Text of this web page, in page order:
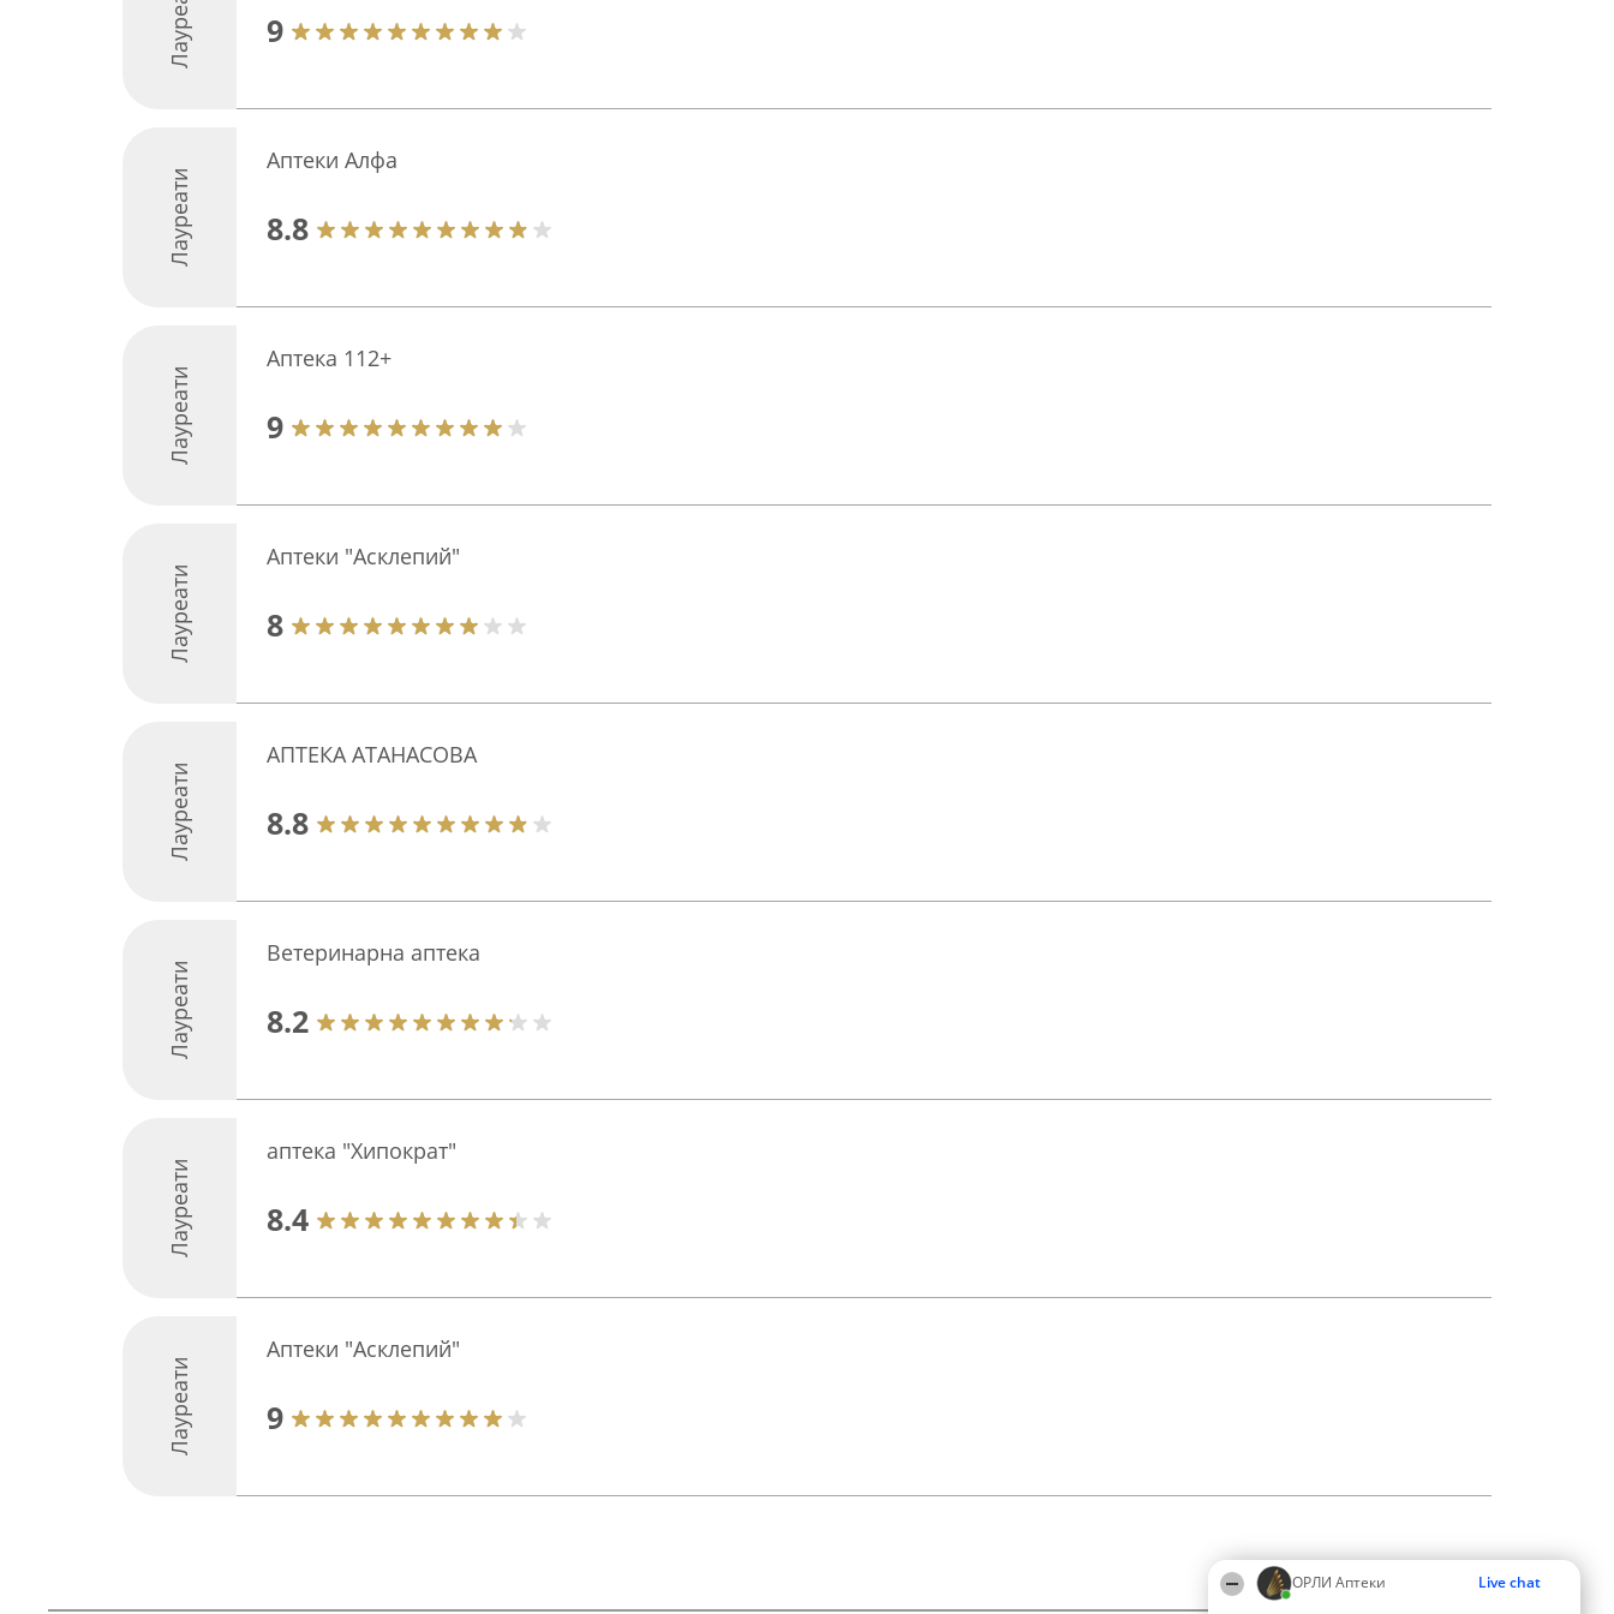
ОРЛИ Аптеки Live chat
9
Лауреати
Аптеки Алфа
8.8
Лауреати
Аптека 112+
9
Лауреати
Аптеки "Асклепий"
8
Лауреати
АПТЕКА АТАНАСОВА
8.8
Лауреати
Ветеринарна аптека
8.2
Лауреати
аптека "Хипократ"
8.4
Лауреати
Аптеки "Асклепий"
9